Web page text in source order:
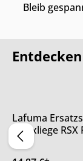
Bleib
Lafuma
Relaxliege RSX